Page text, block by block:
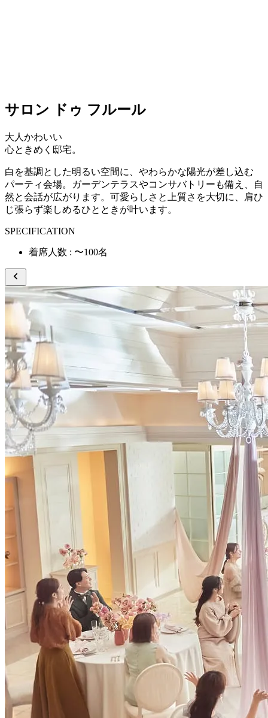
サロン ドゥ フルール
大人かわいい
心ときめく邸宅。
白を基調とした明るい空間に、やわらかな陽光が差し込む
パーティ会場。ガーデンテラスやコンサバトリーも備え、自
然と会話が広がります。可愛らしさと上質さを大切に、肩ひ
じ張らず楽しめるひとときが叶います。
SPECIFICATION
着席人数 : 〜100名